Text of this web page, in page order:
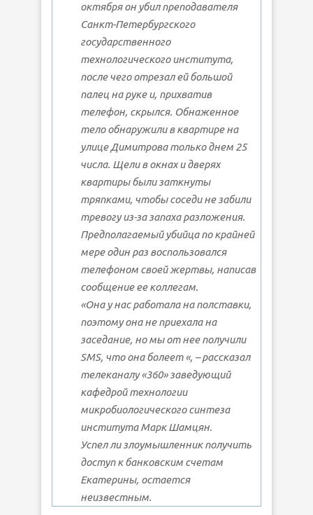
октября он убил преподавателя
Санкт-Петербургского
государственного
технологического института,
после чего отрезал ей большой
палец на руке и, прихватив
телефон, скрылся. Обнаженное
тело обнаружили в квартире на
улице Димитрова только днем 25
числа. Щели в окнах и дверях
квартиры были заткнуты
тряпками, чтобы соседи не забили
тревогу из-за запаха разложения.
Предполагаемый убийца по крайней
мере один раз воспользовался
телефоном своей жертвы, написав
сообщение ее коллегам.
«Она у нас работала на полставки,
поэтому она не приехала на
заседание, но мы от нее получили
SMS, что она болеет «, – рассказал
телеканалу «360» заведующий
кафедрой технологии
микробиологического синтеза
института Марк Шамцян.
Успел ли злоумышленник получить
доступ к банковским счетам
Екатерины, остается
неизвестным.